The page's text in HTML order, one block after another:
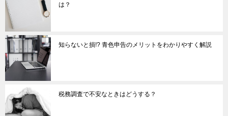
は？
知らないと損!? 青色申告のメリットをわかりやすく解説
税務調査で不安なときはどうする？